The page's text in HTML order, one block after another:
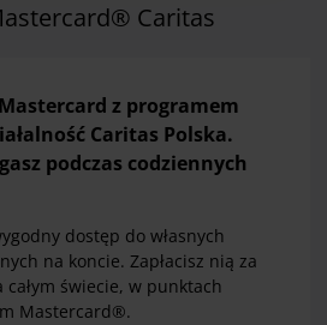
Caritas
z programem
Caritas Polska.
podczas codziennych
dostęp do własnych
na koncie. Zapłacisz nią za
całym świecie, w punktach
Mastercard®.